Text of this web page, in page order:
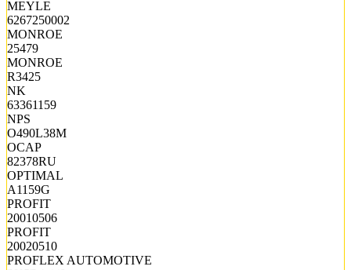
MEYLE
6267250002
MONROE
25479
MONROE
R3425
NK
63361159
NPS
O490L38M
OCAP
82378RU
OPTIMAL
A1159G
PROFIT
20010506
PROFIT
20020510
PROFLEX AUTOMOTIVE